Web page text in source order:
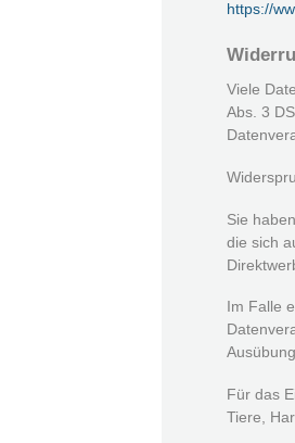
https://
Viele
Abs. 3
Sie
die sich
Im Falle
Für das
Tiere,